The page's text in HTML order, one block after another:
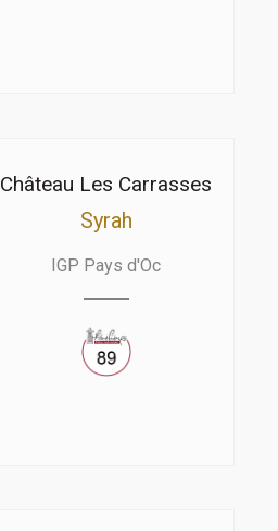
Château Les Carrasses
Syrah
IGP Pays d'Oc